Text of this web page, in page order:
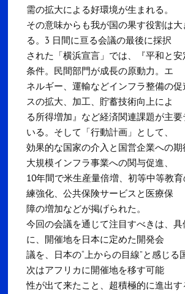
需の拡大による好環境が生まれる。
その意味からも我が国の果す役割は
る。3 日間に亘る会議の最後に採択
された「横浜宣言」では、『平和と
条件。民間部門が成長の原動力。エ
ネルギー、運輸などインフラ整備の
スの拡大、加工、貯蓄技術向上によ
る所得増加』など経済関連課題が主
いる。そして「行動計画」として、
効果的な国家の介入と国営企業への
大規模インフラ事業への関与促進、
10年間で米生産量倍増、初等中等教
練強化、公共保険サービスと医療保
障の増加などが掲げられた。
今回の会議を通じて注目すべきは、
に、開催地を日本に定めた開発会
議を、日本の“上からの目線”と感じる
次はアフリカに開催地を移す可能
性が出て来たこと、超積極的に進出